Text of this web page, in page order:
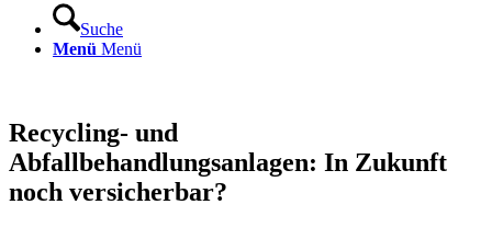
Suche
Menü Menü
Recycling- und
Abfallbehandlungsanlagen: In Zukunft
noch versicherbar?